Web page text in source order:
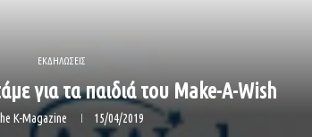
ΕΚΔΗΛΩΣΕΙΣ
για τα παιδιά του Make-A-Wish
K-Magazine 15/04/2019